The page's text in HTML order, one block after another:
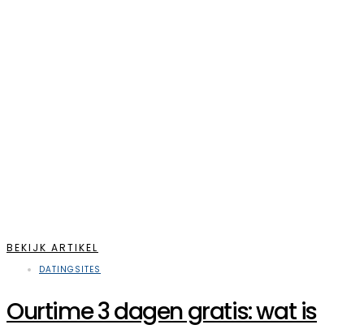
BEKIJK ARTIKEL
DATINGSITES
Ourtime 3 dagen gratis: wat is